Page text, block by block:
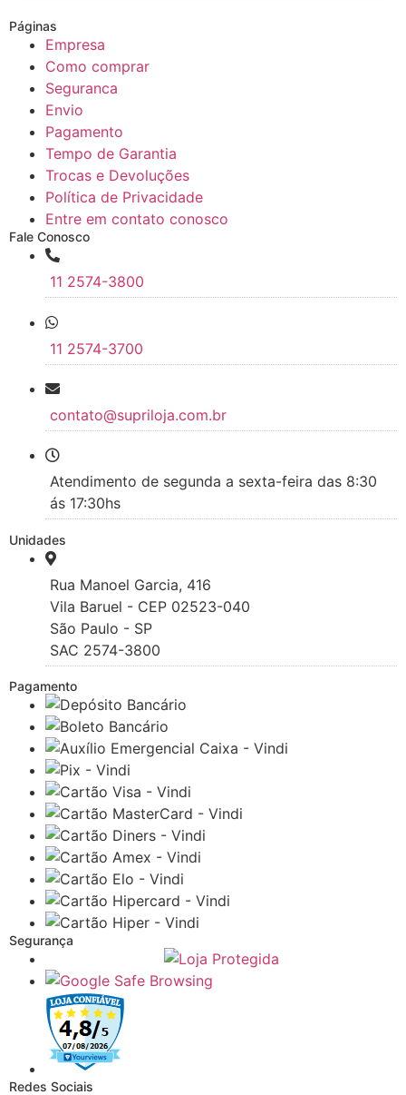
Páginas
Empresa
Como comprar
Seguranca
Envio
Pagamento
Tempo de Garantia
Trocas e Devoluções
Política de Privacidade
Entre em contato conosco
Fale Conosco
11 2574-3800
11 2574-3700
contato@supriloja.com.br
Atendimento de segunda a sexta-feira das 8:30
ás 17:30hs
Unidades
Rua Manoel Garcia, 416
Vila Baruel - CEP 02523-040
São Paulo - SP
SAC 2574-3800
Pagamento
Segurança
Redes Sociais